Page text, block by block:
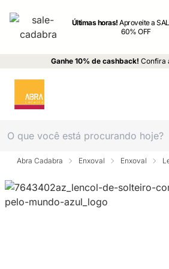
Últimas horas!Aproveite a
60% OFF
Ganhe 10% de cashback! Confira
Abra Cadabra Enxoval Enxoval